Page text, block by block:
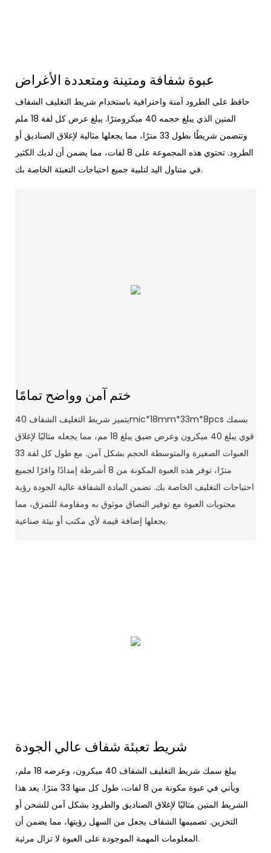
حافظ على الطرود آمنة واحترافية باستخدام شريط التغليف الشفاف
المتين الذي يبلغ حجمه 40 ميكرومترًا. يبلغ عرض كل لفة 18 ملم
وتتضمن شريطًا بطول 33 مترًا، مما يجعلها مثالية لإغلاق الصناديق أو
الطرود. تحتوي هذه المجموعة على 8 لفات، مما يضمن أن لديك الكثير
في متناول اليد لتلبية جميع احتياجات التعبئة الخاصة بك.
ختم آمن وواضح تمامًا
يتميز شريط التغليف الشفاف 40mic*18mm*33m*8pcs بسمك
قوي يبلغ 40 ميكرون وعرض ضيق يبلغ 18 مم، مما يجعله مثاليًا لإغلاق
العبوات الصغيرة والمتوسطة الحجم بشكل آمن. مع طول كل لفة 33
مترًا، توفر هذه العبوة المكونة من 8 أشرطة إمدادًا وافرًا لجميع
احتياجات التغليف الخاصة بك. تضمن المادة الشفافة عالية الجودة رؤية
محتويات العبوة مع توفير التصاق موثوق به ومقاومة للتمزق، مما
يجعلها إضافة قيمة لأي مكتب أو بيئة صناعية.
يبلغ سمك شريط التغليف الشفاف 40 ميكرون، وعرضه 18 ملم،
ويأتي في عبوة مكونة من 8 لفات، طول كل منها 33 مترًا. يعد هذا
الشريط المتين مثاليًا لإغلاق الصناديق والطرود بشكل آمن للشحن أو
التخزين. تصميمها الشفاف يجعل من السهل رؤيتها، مما يضمن أن
المعلومات المهمة الموجودة على العبوة لا تزال مرئية.